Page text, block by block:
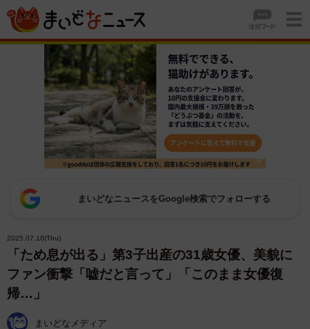
まいどなニュースをGoogle検索でフォローする
2025.07.10(Thu)
「ため息が出る」第3子出産の31歳女優、美貌に
ファン衝撃「嘘だと言って」「このまま女優復
帰…」
まいどなメディア